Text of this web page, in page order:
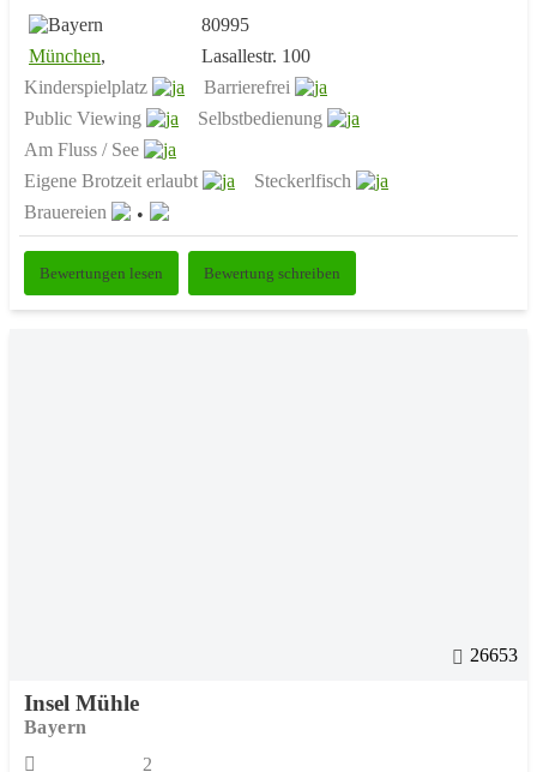
80995
München,
Lasallestr. 100
Kinderspielplatz
Barrierefrei
Public Viewing
Selbstbedienung
Am Fluss / See
Eigene Brotzeit erlaubt
Steckerlfisch
Brauereien
Bewertungen lesen Bewertung schreiben
26653
Insel Mühle
Bayern
2